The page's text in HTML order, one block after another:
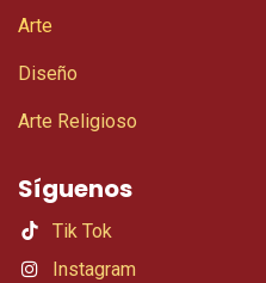
Arte
Diseño
Arte Religioso
Síguenos
Tik Tok
Instagram